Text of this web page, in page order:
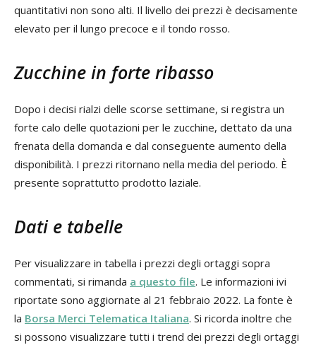
quantitativi non sono alti. Il livello dei prezzi è decisamente
elevato per il lungo precoce e il tondo rosso.
Zucchine in forte ribasso
Dopo i decisi rialzi delle scorse settimane, si registra un
forte calo delle quotazioni per le zucchine, dettato da una
frenata della domanda e dal conseguente aumento della
disponibilità. I prezzi ritornano nella media del periodo. È
presente soprattutto prodotto laziale.
Dati e tabelle
Per visualizzare in tabella i prezzi degli ortaggi sopra
commentati, si rimanda a questo file. Le informazioni ivi
riportate sono aggiornate al 21 febbraio 2022. La fonte è
la Borsa Merci Telematica Italiana. Si ricorda inoltre che
si possono visualizzare tutti i trend dei prezzi degli ortaggi